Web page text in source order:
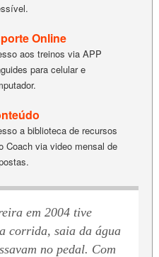
Online
aos treinos via APP
para celular e
a biblioteca de recursos
Coach via video mensal de
em 2004 tive
corrida, saia da água
no pedal. Com